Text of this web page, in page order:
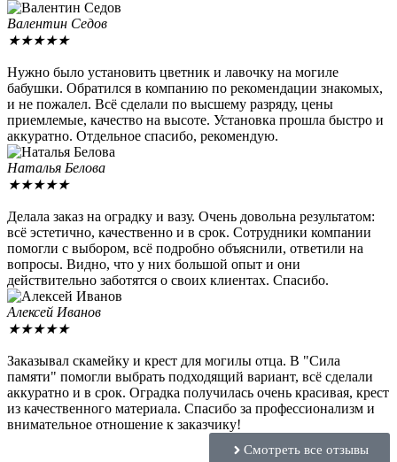
Валентин Седов
★★★★★
Нужно было установить цветник и лавочку на могиле
бабушки. Обратился в компанию по рекомендации знакомых,
и не пожалел. Всё сделали по высшему разряду, цены
приемлемые, качество на высоте. Установка прошла быстро и
аккуратно. Отдельное спасибо, рекомендую.
Наталья Белова
★★★★★
Делала заказ на оградку и вазу. Очень довольна результатом:
всё эстетично, качественно и в срок. Сотрудники компании
помогли с выбором, всё подробно объяснили, ответили на
вопросы. Видно, что у них большой опыт и они
действительно заботятся о своих клиентах. Спасибо.
Алексей Иванов
★★★★★
Заказывал скамейку и крест для могилы отца. В "Сила
памяти" помогли выбрать подходящий вариант, всё сделали
аккуратно и в срок. Оградка получилась очень красивая, крест
из качественного материала. Спасибо за профессионализм и
внимательное отношение к заказчику!
Смотреть все отзывы